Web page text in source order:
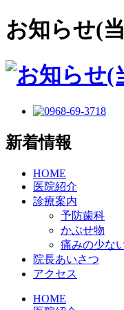
お知らせ(
新着情報
HOME
医院紹介
診療案内
予防歯科
かぶせ物
痛みの少な
院長あいさつ
アクセス
HOME